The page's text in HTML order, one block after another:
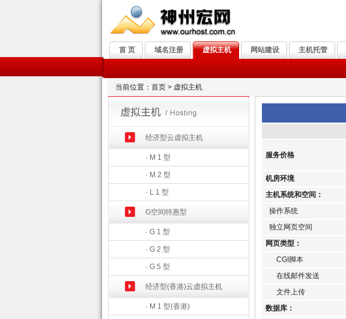
首 页 域名注册 虚拟主机 网站建设 主机托管
当前位置：首页 > 虚拟主机
经济型云虚拟主机
· M 1 型
· M 2 型
· L 1 型
G空间特惠型
· G 1 型
· G 2 型
· G 5 型
经济型(香港)云虚拟主机
· M 1 型(香港)
服务价格
机房环境
主机系统和空间：
操作系统
独立网页空间
网页类型：
CGI脚本
在线邮件发送
文件上传
数据库：